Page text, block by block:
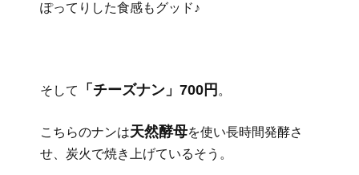
ぽってりした食感もグッド♪
そして 「チーズナン」700円 。
こちらのナンは天然酵母を使い長時間発酵さ
せ、炭火で焼き上げているそう。